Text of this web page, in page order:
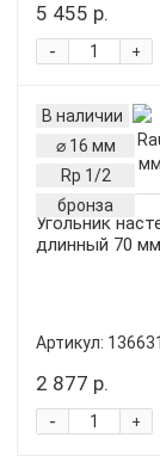
5 455 р.
+
-
В наличии
⌀ 16 мм
Rp 1/2
бронза
Угольник
длинный 70
Артикул:
2 877 р.
+
-